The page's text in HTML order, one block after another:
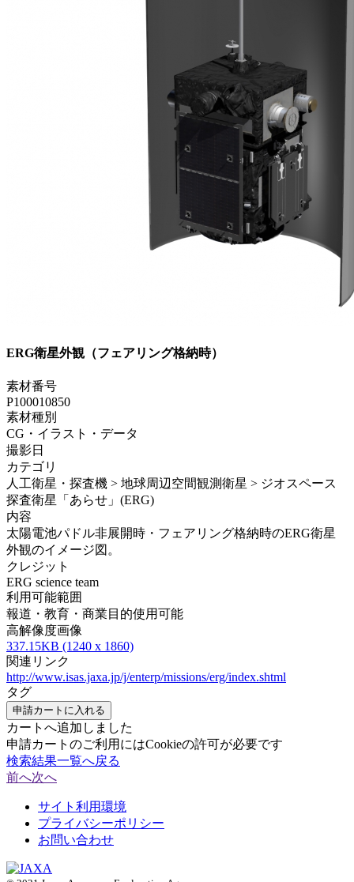
ERG衛星外観（フェアリング格納時）
素材番号
P100010850
素材種別
CG・イラスト・データ
撮影日
カテゴリ
人工衛星・探査機 > 地球周辺空間観測衛星 > ジオスペース
探査衛星「あらせ」(ERG)
内容
太陽電池パドル非展開時・フェアリング格納時のERG衛星
外観のイメージ図。
クレジット
ERG science team
利用可能範囲
報道・教育・商業目的使用可能
高解像度画像
337.15KB (1240 x 1860)
関連リンク
http://www.isas.jaxa.jp/j/enterp/missions/erg/index.shtml
タグ
申請カートに入れる
カートへ追加しました
申請カートのご利用にはCookieの許可が必要です
検索結果一覧へ戻る
前へ次へ
サイト利用環境
プライバシーポリシー
お問い合わせ